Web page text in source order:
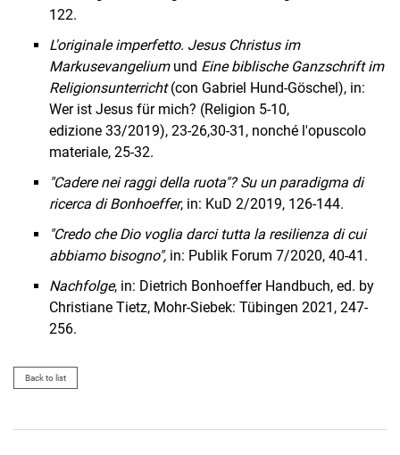
122.
L'originale imperfetto. Jesus Christus im
Markusevangeliumund Eine biblische Ganzschrift im
Religionsunterricht(con Gabriel Hund-Göschel), in:
Wer ist Jesus für mich? (Religion 5-10,
edizione 33/2019), 23-26,30-31, nonché l'opuscolo
materiale, 25-32.
"Cadere nei raggi della ruota"? Su un paradigma di
ricerca di Bonhoeffer, in: KuD 2/2019, 126-144.
"Credo che Dio voglia darci tutta la resilienza di cui
abbiamo bisogno", in: Publik Forum 7/2020, 40-41.
Nachfolge, in: Dietrich Bonhoeffer Handbuch, ed. by
Christiane Tietz, Mohr-Siebek: Tübingen 2021, 247-
256.
Back to list